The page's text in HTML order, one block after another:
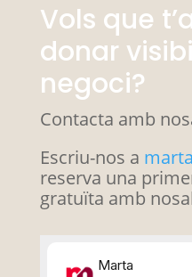
Vols que
donar
negoci?
Contacta amb
Escriu-nos a
reserva una
gratuïta amb